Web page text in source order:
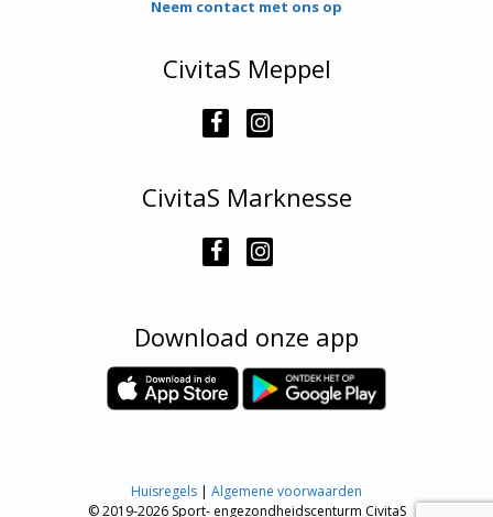
Neem contact met ons op
CivitaS Meppel
CivitaS Marknesse
Download onze app
Huisregels | Algemene voorwaarden
© 2019-2026 Sport- engezondheidscenturm CivitaS